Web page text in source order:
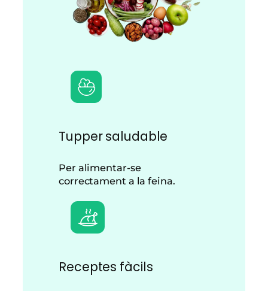
Tupper saludable
Per alimentar-se
correctament a la feina.
Receptes fàcils